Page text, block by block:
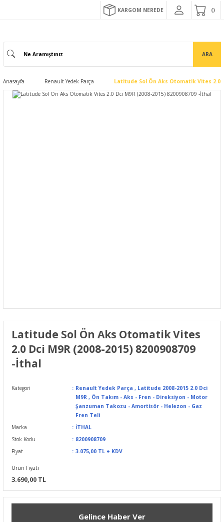
KARGOM NEREDE
ARA
Anasayfa Renault Yedek Parça Latitude Sol Ön Aks Otomatik Vites 2.0
Latitude Sol Ön Aks Otomatik Vites
2.0 Dci M9R (2008-2015) 8200908709
-İthal
Kategori Renault Yedek Parça , Latitude 2008-2015 2.0 Dci
M9R , Ön Takım - Aks - Fren - Direksiyon - Motor
Şanzuman Takozu - Amortisör - Helezon - Gaz
Fren Teli
Marka
İTHAL
Stok Kodu
8200908709
Fiyat
3.075,00 TL + KDV
Ürün Fiyatı
3.690,00 TL
Gelince Haber Ver